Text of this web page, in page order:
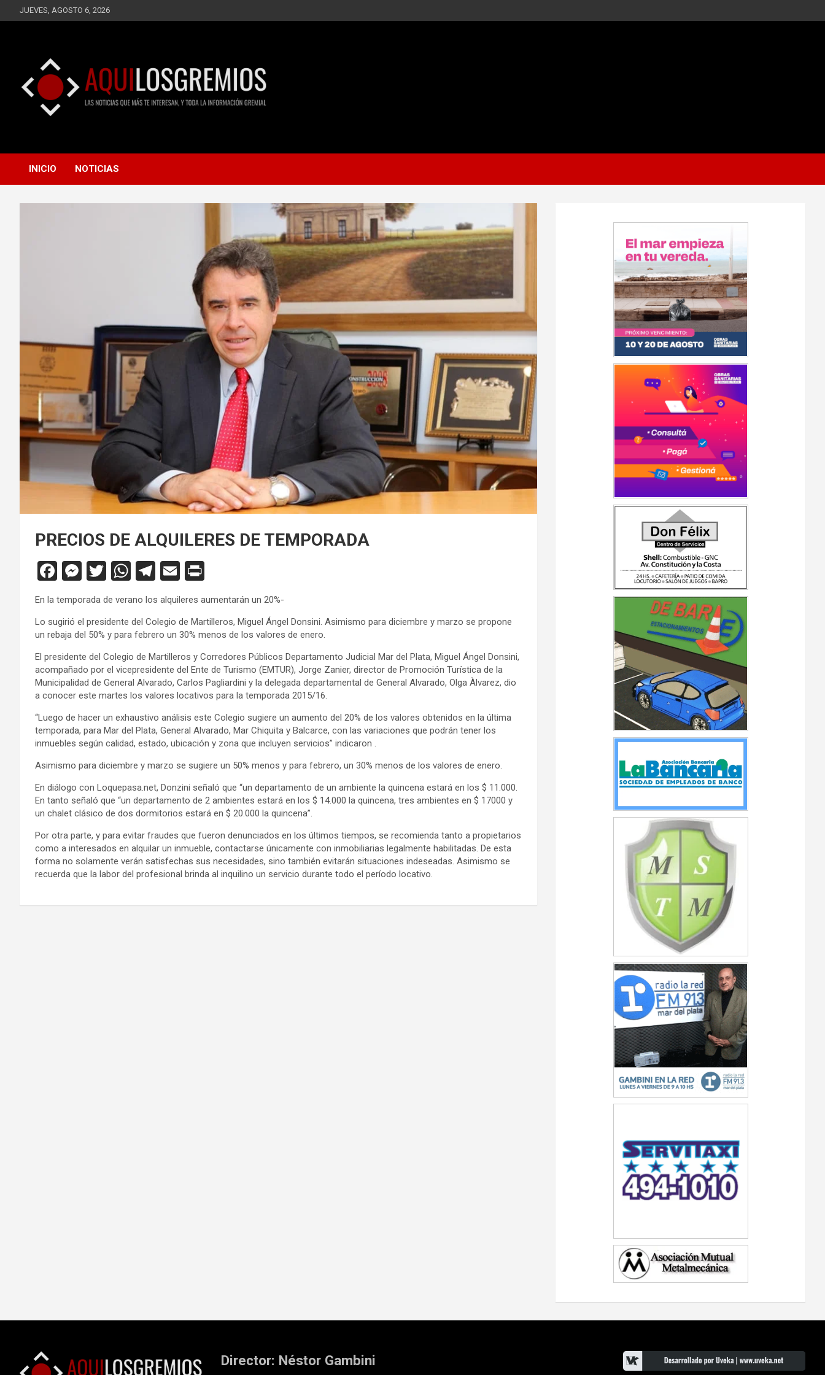
Saltar
al
JUEVES, AGOSTO 6, 2026
AQUÍ LOS GREMIOS
INFORMACIÓN GREMIAL
INICIO
NOTICIAS
PRECIOS DE ALQUILERES DE TEMPORADA
F
a
ce
b
o
o
k
M
es
se
n
g
er
T
wi
tt
er
W
at
s
A
p
p
T
el
e
gr
a
m
E
ail tF
ri
e
n
dl
y
En la temporada de verano los alquileres aumentarán un 20%-
Lo sugirió el presidente del Colegio de Martilleros, Miguel Ángel Donsini. Asimismo para diciembre y marzo se propone
un rebaja del 50% y para febrero un 30% menos de los valores de enero.
El presidente del Colegio de Martilleros y Corredores Públicos Departamento Judicial Mar del Plata, Miguel Ángel Donsini,
acompañado por ‎el vicepresidente del Ente de Turismo (EMTUR), Jorge Zanier, director de Promoción Turística de la
Municipalidad de General Alvarado, Carlos Pagliardini y la delegada departamental de General Alvarado, Olga Àlvarez, dio
a conocer este martes los valores locativos para la temporada 2015/16.
“Luego de hacer un exhaustivo análisis este Colegio sugiere un aumento del 20% de los valores obtenidos en la última
temporada, para Mar del Plata, General Alvarado, Mar Chiquita y Balcarce, con las variaciones que podrán tener los
inmuebles según calidad, estado, ubicación y zona que incluyen servicios” indicaron .
Asimismo para diciembre y marzo se sugiere un 50% menos y para febrero, un 30% menos de los valores de enero.
En diálogo con Loquepasa.net, Donzini señaló que “un departamento de un ambiente la quincena estará en los $ 11.000.
En tanto señaló que “un departamento de 2 ambientes estará en los $ 14.000 la quincena, tres ambientes en $ 17000 y
un chalet clásico de dos dormitorios estará en $ 20.000 la quincena”.
Por otra parte, y para evitar fraudes que fueron denunciados en los últimos tiempos, se recomienda tanto a propietarios
como a interesados en alquilar un inmueble, contactarse únicamente con inmobiliarias legalmente habilitadas. De esta
forma no solamente verán satisfechas sus necesidades, sino también evitarán situaciones indeseadas. Asimismo se
recuerda que la labor del profesional brinda al inquilino un servicio durante todo el período locativo.
Director: Néstor Gambini